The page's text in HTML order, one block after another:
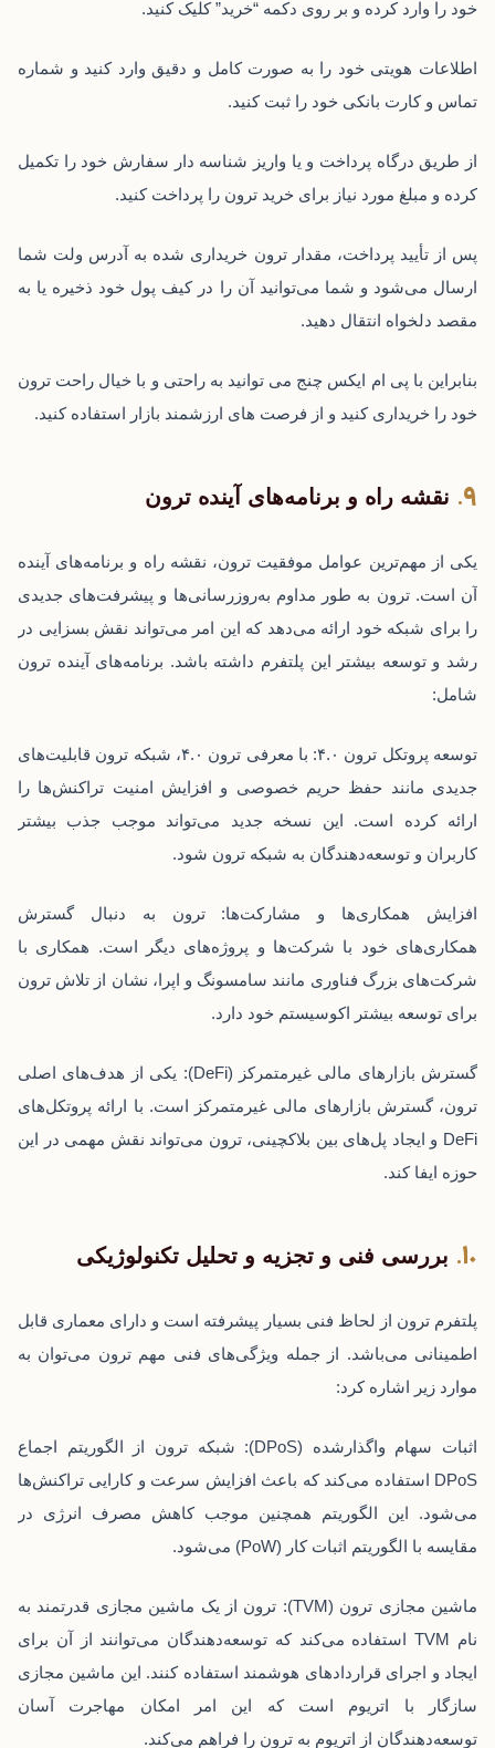
خود را وارد کرده و بر روی دکمه “خرید” کلیک کنید.
اطلاعات هویتی خود را به صورت کامل و دقیق وارد کنید و شماره
تماس و کارت بانکی خود را ثبت کنید.
از طریق درگاه پرداخت و یا واریز شناسه دار سفارش خود را تکمیل
کرده و مبلغ مورد نیاز برای خرید ترون را پرداخت کنید.
پس از تأیید پرداخت، مقدار ترون خریداری شده به آدرس ولت شما
ارسال می‌شود و شما می‌توانید آن را در کیف پول خود ذخیره یا به
مقصد دلخواه انتقال دهید.
بنابراین با پی ام ایکس چنج می توانید به راحتی و با خیال راحت ترون
خود را خریداری کنید و از فرصت های ارزشمند بازار استفاده کنید.
نقشه راه و برنامه‌های آینده ترون
یکی از مهم‌ترین عوامل موفقیت ترون، نقشه راه و برنامه‌های آینده
آن است. ترون به طور مداوم به‌روزرسانی‌ها و پیشرفت‌های جدیدی
را برای شبکه خود ارائه می‌دهد که این امر می‌تواند نقش بسزایی در
رشد و توسعه بیشتر این پلتفرم داشته باشد. برنامه‌های آینده ترون
شامل:
توسعه پروتکل ترون ۴.۰: با معرفی ترون ۴.۰، شبکه ترون قابلیت‌های
جدیدی مانند حفظ حریم خصوصی و افزایش امنیت تراکنش‌ها را
ارائه کرده است. این نسخه جدید می‌تواند موجب جذب بیشتر
کاربران و توسعه‌دهندگان به شبکه ترون شود.
افزایش همکاری‌ها و مشارکت‌ها: ترون به دنبال گسترش
همکاری‌های خود با شرکت‌ها و پروژه‌های دیگر است. همکاری با
شرکت‌های بزرگ فناوری مانند سامسونگ و اپرا، نشان از تلاش ترون
برای توسعه بیشتر اکوسیستم خود دارد.
گسترش بازارهای مالی غیرمتمرکز (DeFi): یکی از هدف‌های اصلی
ترون، گسترش بازارهای مالی غیرمتمرکز است. با ارائه پروتکل‌های
DeFi و ایجاد پل‌های بین بلاکچینی، ترون می‌تواند نقش مهمی در این
حوزه ایفا کند.
بررسی فنی و تجزیه و تحلیل تکنولوژیکی
پلتفرم ترون از لحاظ فنی بسیار پیشرفته است و دارای معماری قابل
اطمینانی می‌باشد. از جمله ویژگی‌های فنی مهم ترون می‌توان به
موارد زیر اشاره کرد:
اثبات سهام واگذارشده (DPoS): شبکه ترون از الگوریتم اجماع
DPoS استفاده می‌کند که باعث افزایش سرعت و کارایی تراکنش‌ها
می‌شود. این الگوریتم همچنین موجب کاهش مصرف انرژی در
مقایسه با الگوریتم اثبات کار (PoW) می‌شود.
ماشین مجازی ترون (TVM): ترون از یک ماشین مجازی قدرتمند به
نام TVM استفاده می‌کند که توسعه‌دهندگان می‌توانند از آن برای
ایجاد و اجرای قراردادهای هوشمند استفاده کنند. این ماشین مجازی
سازگار با اتریوم است که این امر امکان مهاجرت آسان
توسعه‌دهندگان از اتریوم به ترون را فراهم می‌کند.